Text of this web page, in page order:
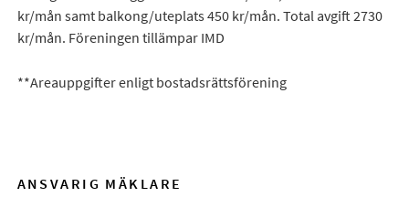
kr/mån samt balkong/uteplats 450 kr/mån. Total avgift 2730
kr/mån. Föreningen tillämpar IMD
**Areauppgifter enligt bostadsrättsförening
ANSVARIG MÄKLARE